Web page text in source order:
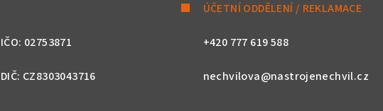
IČO: 02753871
DIČ: CZ8303043716
ÚČETNÍ ODDĚLENÍ / REKLAMACE
+420 777 619 588
nechvilova@nastrojenechvil.cz